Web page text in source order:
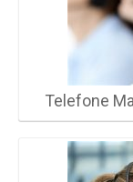
Telefone